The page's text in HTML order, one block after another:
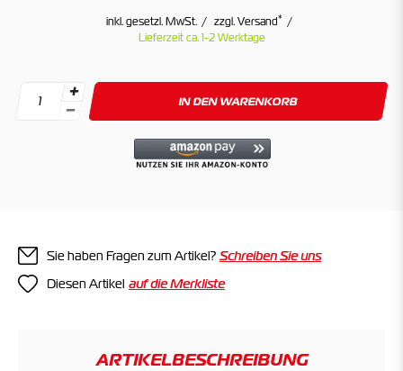
inkl. gesetzl. MwSt. zzgl. Versand*
Lieferzeit ca. 1-2 Werktage
IN DEN WARENKORB
Sie haben Fragen zum Artikel? Schreiben Sie uns
Diesen Artikel
ARTIKELBESCHREIBUNG